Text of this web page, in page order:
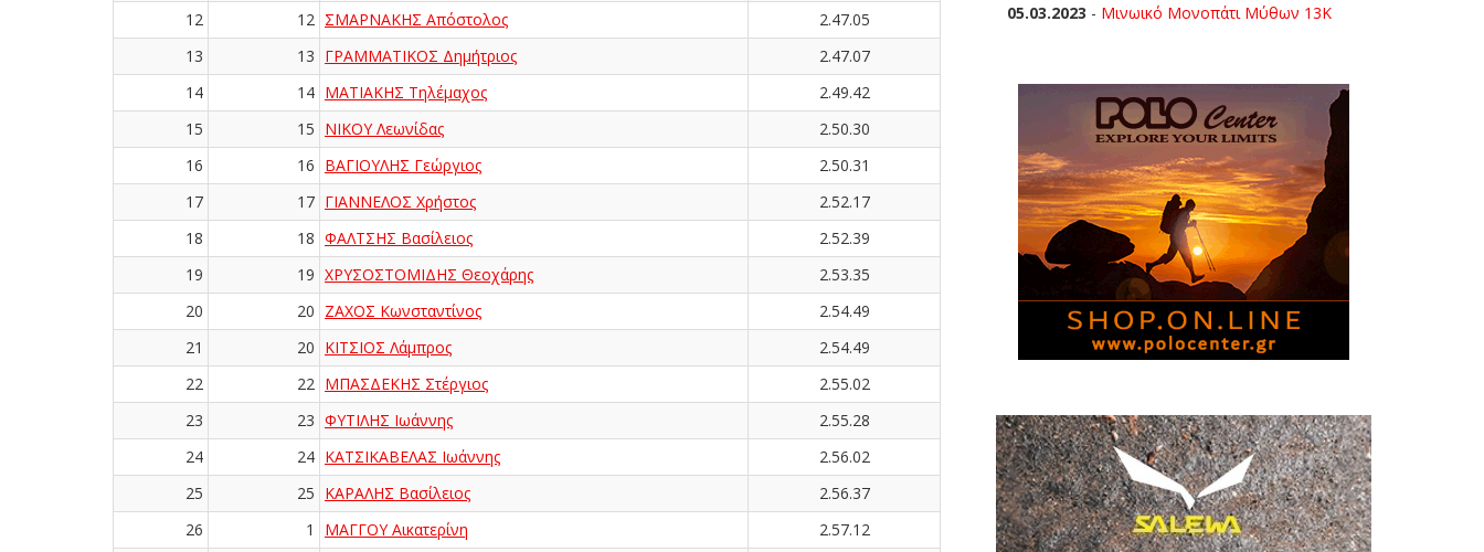
12
12 ΣΜΑΡΝΑΚΗΣ Απόστολος
2.47.05
13
13 ΓΡΑΜΜΑΤΙΚΟΣ Δημήτριος
2.47.07
14
14 ΜΑΤΙΑΚΗΣ Τηλέμαχος
2.49.42
15
15 ΝΙΚΟΥ Λεωνίδας
2.50.30
16
16 ΒΑΓΙΟΥΛΗΣ Γεώργιος
2.50.31
17
17 ΓΙΑΝΝΕΛΟΣ Χρήστος
2.52.17
18
18 ΦΑΛΤΣΗΣ Βασίλειος
2.52.39
19
19 ΧΡΥΣΟΣΤΟΜΙΔΗΣ Θεοχάρης
2.53.35
20
20 ΖΑΧΟΣ Κωνσταντίνος
2.54.49
21
20 ΚΙΤΣΙΟΣ Λάμπρος
2.54.49
22
22 ΜΠΑΣΔΕΚΗΣ Στέργιος
2.55.02
23
23 ΦΥΤΙΛΗΣ Ιωάννης
2.55.28
24
24 ΚΑΤΣΙΚΑΒΕΛΑΣ Ιωάννης
2.56.02
25
25 ΚΑΡΑΛΗΣ Βασίλειος
2.56.37
26
1 ΜΑΓΓΟΥ Αικατερίνη
2.57.12
05.03.2023 - Μινωικό Μονοπάτι Μύθων 13Κ